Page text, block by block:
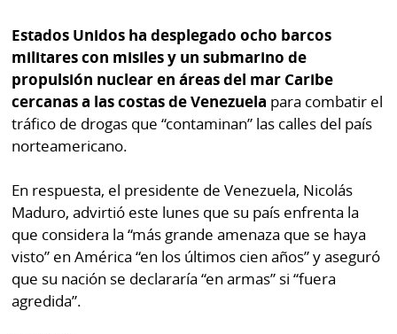
Estados Unidos ha desplegado ocho barcos
militares con misiles y un submarino de
propulsión nuclear en áreas del mar Caribe
cercanas a las costas de Venezuela para combatir el
tráfico de drogas que “contaminan” las calles del país
norteamericano.
En respuesta, el presidente de Venezuela, Nicolás
Maduro, advirtió este lunes que su país enfrenta la
que considera la “más grande amenaza que se haya
visto” en América “en los últimos cien años” y aseguró
que su nación se declararía “en armas” si “fuera
agredida”.